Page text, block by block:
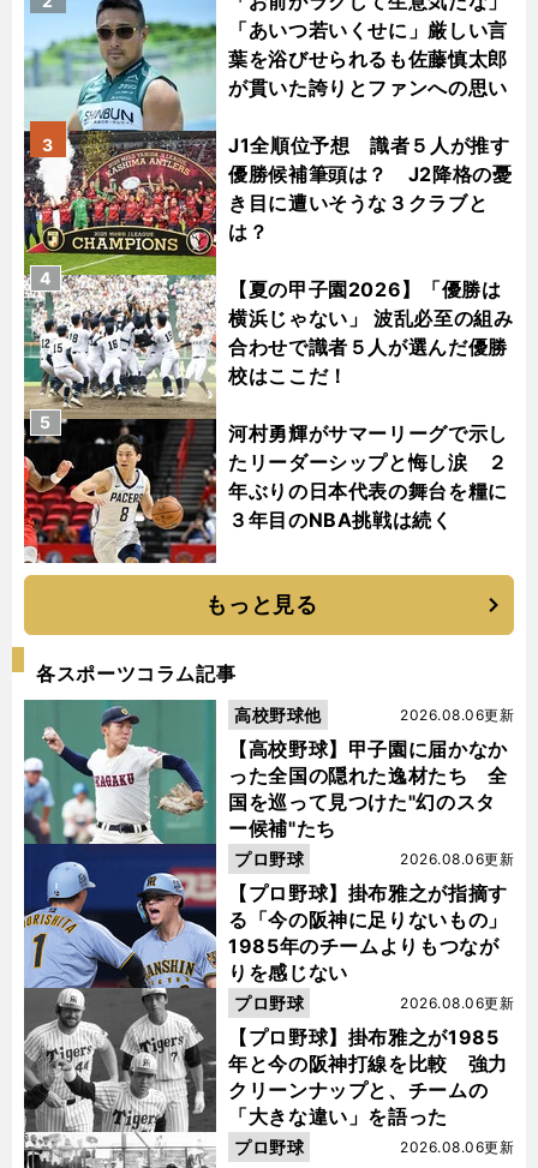
「あいつ若いくせに」厳しい言
葉を浴びせられるも佐藤慎太郎
が貫いた誇りとファンへの思い
J1全順位予想 識者５人が推す
優勝候補筆頭は？ J2降格の憂
き目に遭いそうな３クラブと
は？
3
【夏の甲子園2026】「優勝は
横浜じゃない」 波乱必至の組み
合わせで識者５人が選んだ優勝
校はここだ！
4
河村勇輝がサマーリーグで示し
たリーダーシップと悔し涙 ２
年ぶりの日本代表の舞台を糧に
３年目のNBA挑戦は続く
5
もっと見る
各スポーツコラム記事
【高校野球】甲子園に届かなか
った全国の隠れた逸材たち 全
国を巡って見つけた"幻のスタ
ー候補"たち
2026.08.06更新
高校野球他
【プロ野球】掛布雅之が指摘す
る「今の阪神に足りないもの」
1985年のチームよりもつなが
りを感じない
2026.08.06更新
プロ野球
【プロ野球】掛布雅之が1985
年と今の阪神打線を比較 強力
クリーンナップと、チームの
「大きな違い」を語った
2026.08.06更新
プロ野球
2026.08.06更新
プロ野球